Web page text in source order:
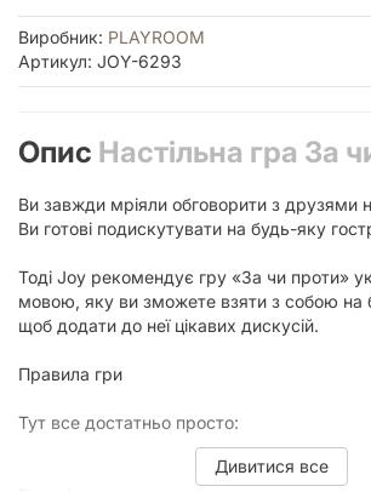
Виробник: PLAYROOM
Артикул: JOY-6293
Опис Настільна гра За
Ви завжди мріяли обговорити з друзями
Ви готові подискутувати на будь-яку
Тоді Joy рекомендує гру «За чи проти»
мовою, яку ви зможете взяти з собою на
щоб додати до неї цікавих дискусій.
Правила гри
Тут все достатньо просто:
Дивитися все